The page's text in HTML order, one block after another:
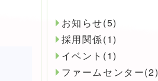
お知らせ(5)
採用関係(1)
イベント(1)
ファームセンター(2)